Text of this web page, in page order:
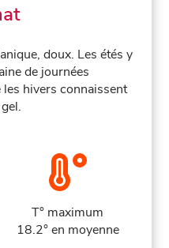
doux. Les étés y
de journées
hivers connaissent
T° maximum
18.2° en moyenne